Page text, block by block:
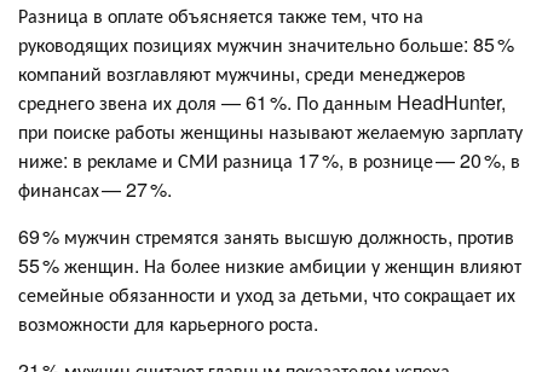
Разница в оплате объясняется также тем, что на
руководящих позициях мужчин значительно больше: 85 %
компаний возглавляют мужчины, среди менеджеров
среднего звена их доля — 61 %. По данным HeadHunter,
при поиске работы женщины называют желаемую зарплату
ниже: в рекламе и СМИ разница 17 %, в рознице — 20 %, в
финансах — 27 %.
69 % мужчин стремятся занять высшую должность, против
55 % женщин. На более низкие амбиции у женщин влияют
семейные обязанности и уход за детьми, что сокращает их
возможности для карьерного роста.